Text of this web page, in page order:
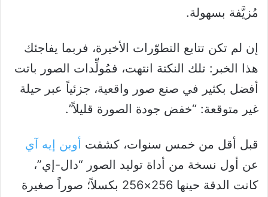
مُزيَّفة بسهولة.
إن لم تكن تتابع التطوّرات الأخيرة، فربما يفاجئك
هذا الخبر: تلك النكتة انتهت، فمُولِّدات الصور باتت
أفضل بكثير في صنع صور واقعية، جزئياً عبر حيلة
غير متوقعة: “خفض جودة الصورة قليلاً”.
قبل أقل من خمس سنوات، كشفت أوبن إيه آي
عن أول نسخة من أداة توليد الصور “دال-إي”،
كانت الدقة حينها 256×256 بكسلاً؛ صوراً صغيرة